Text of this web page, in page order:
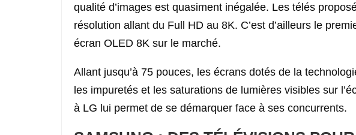
qualité d’images est quasiment inégalée. Les télés
résolution allant du Full HD au 8K. C’est d’ailleurs le
écran OLED 8K sur le marché.
Allant jusqu’à 75 pouces, les écrans dotés de la
les impuretés et les saturations de lumières visibles sur
à LG lui permet de se démarquer face à ses concurrents.